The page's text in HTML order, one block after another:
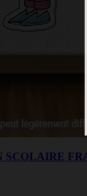
SCOLAIRE